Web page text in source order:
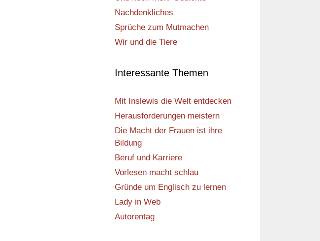
Nachdenkliches
Sprüche zum Mutmachen
Wir und die Tiere
Interessante Themen
Mit Inslewis die Welt entdecken
Herausforderungen meistern
Die Macht der Frauen ist ihre
Bildung
Beruf und Karriere
Vorlesen macht schlau
Gründe um Englisch zu lernen
Lady in Web
Autorentag